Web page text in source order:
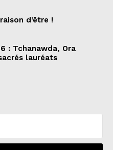
d’être !
: Tchanawda, Ora
lauréats